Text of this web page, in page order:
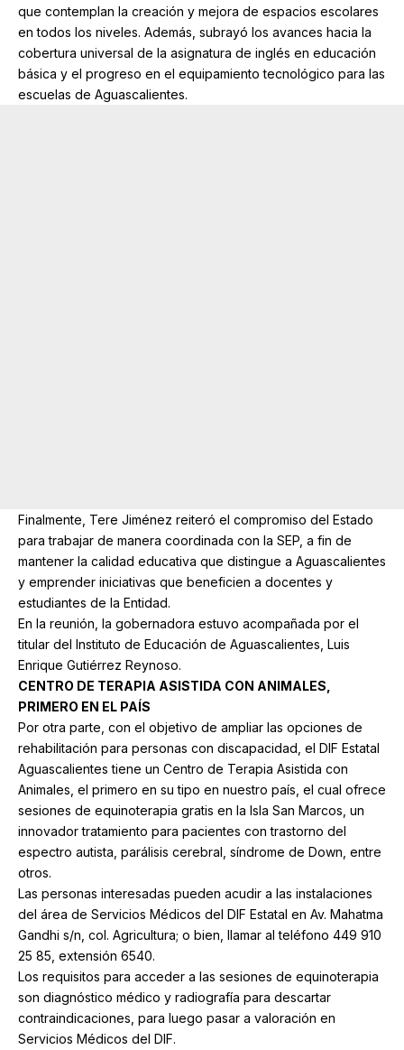
que contemplan la creación y mejora de espacios escolares
en todos los niveles. Además, subrayó los avances hacia la
cobertura universal de la asignatura de inglés en educación
básica y el progreso en el equipamiento tecnológico para las
escuelas de Aguascalientes.
Finalmente, Tere Jiménez reiteró el compromiso del Estado
para trabajar de manera coordinada con la SEP, a fin de
mantener la calidad educativa que distingue a Aguascalientes
y emprender iniciativas que beneficien a docentes y
estudiantes de la Entidad.
En la reunión, la gobernadora estuvo acompañada por el
titular del Instituto de Educación de Aguascalientes, Luis
Enrique Gutiérrez Reynoso.
CENTRO DE TERAPIA ASISTIDA CON ANIMALES,
PRIMERO EN EL PAÍS
Por otra parte, con el objetivo de ampliar las opciones de
rehabilitación para personas con discapacidad, el DIF Estatal
Aguascalientes tiene un Centro de Terapia Asistida con
Animales, el primero en su tipo en nuestro país, el cual ofrece
sesiones de equinoterapia gratis en la Isla San Marcos, un
innovador tratamiento para pacientes con trastorno del
espectro autista, parálisis cerebral, síndrome de Down, entre
otros.
Las personas interesadas pueden acudir a las instalaciones
del área de Servicios Médicos del DIF Estatal en Av. Mahatma
Gandhi s/n, col. Agricultura; o bien, llamar al teléfono 449 910
25 85, extensión 6540.
Los requisitos para acceder a las sesiones de equinoterapia
son diagnóstico médico y radiografía para descartar
contraindicaciones, para luego pasar a valoración en
Servicios Médicos del DIF.